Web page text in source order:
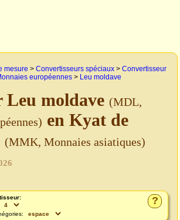
mesure > Convertisseurs spéciaux > Convertisseur
européennes > Leu moldave
moldave (MDL,
en Kyat de
(MMK, Monnaies asiatiques)
?